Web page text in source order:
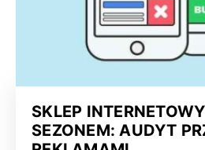
SKLEP
SEZONEM: AUDYT